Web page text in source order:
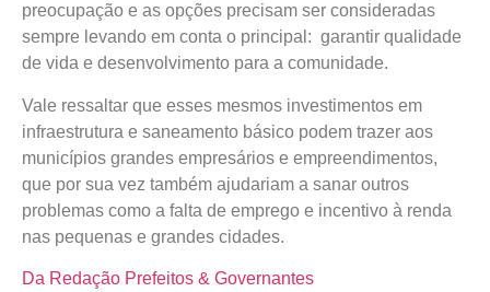
preocupação e as opções precisam ser consideradas
sempre levando em conta o principal: garantir qualidade
de vida e desenvolvimento para a comunidade.
Vale ressaltar que esses mesmos investimentos em
infraestrutura e saneamento básico podem trazer aos
municípios grandes empresários e empreendimentos,
que por sua vez também ajudariam a sanar outros
problemas como a falta de emprego e incentivo à renda
nas pequenas e grandes cidades.
Da Redação Prefeitos & Governantes